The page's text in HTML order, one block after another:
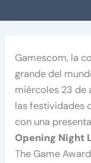
Gamescom, la
grande del
miércoles 23 de
las festividades
con una
Opening Night
The Game